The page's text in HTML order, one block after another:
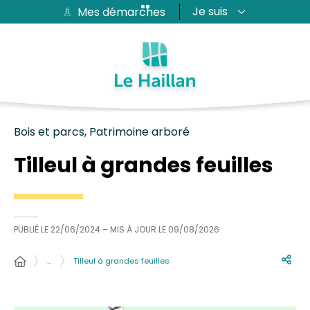
Aide et accessibilité
Passer au menu
Passer au contenuMes démarches Je suis
Bois et parcs, Patrimoine arboré
Tilleul à grandes feuilles
PUBLIÉ LE 22/06/2024 – MIS À JOUR LE 09/08/2026
… Tilleul à grandes feuilles